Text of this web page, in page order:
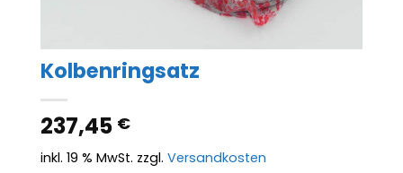
Kolbenringsatz
237,45 €
inkl. 19 % MwSt. zzgl. Versandkosten